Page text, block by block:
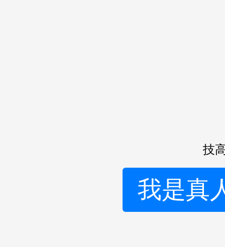
技
我是真